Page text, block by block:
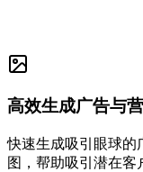
高效生成广告与
快速生成吸引眼球的
图，帮助吸引潜在